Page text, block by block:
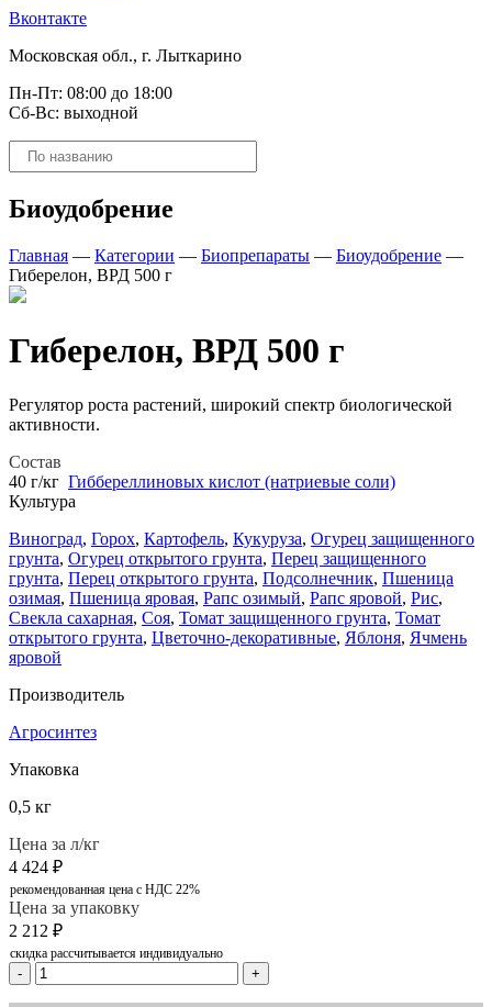
Вконтакте
Московская обл., г. Лыткарино
Пн-Пт: 08:00 до 18:00
Сб-Вс: выходной
Поиск
товаров
Биоудобрение
Главная — Категории — Биопрепараты — Биоудобрение —
Гиберелон, ВРД 500 г
Гиберелон, ВРД 500 г
Регулятор роста растений, широкий спектр биологической
активности.
Состав
40 г/кг Гиббереллиновых кислот (натриевые соли)
Культура
Виноград, Горох, Картофель, Кукуруза, Огурец защищенного
грунта, Огурец открытого грунта, Перец защищенного
грунта, Перец открытого грунта, Подсолнечник, Пшеница
озимая, Пшеница яровая, Рапс озимый, Рапс яровой, Рис,
Свекла сахарная, Соя, Томат защищенного грунта, Томат
открытого грунта, Цветочно-декоративные, Яблоня, Ячмень
яровой
Производитель
Агросинтез
Упаковка
0,5 кг
Цена за л/кг
4 424 ₽
рекомендованная цена с НДС 22%
Цена за упаковку
2 212 ₽
скидка рассчитывается индивидуально
- +